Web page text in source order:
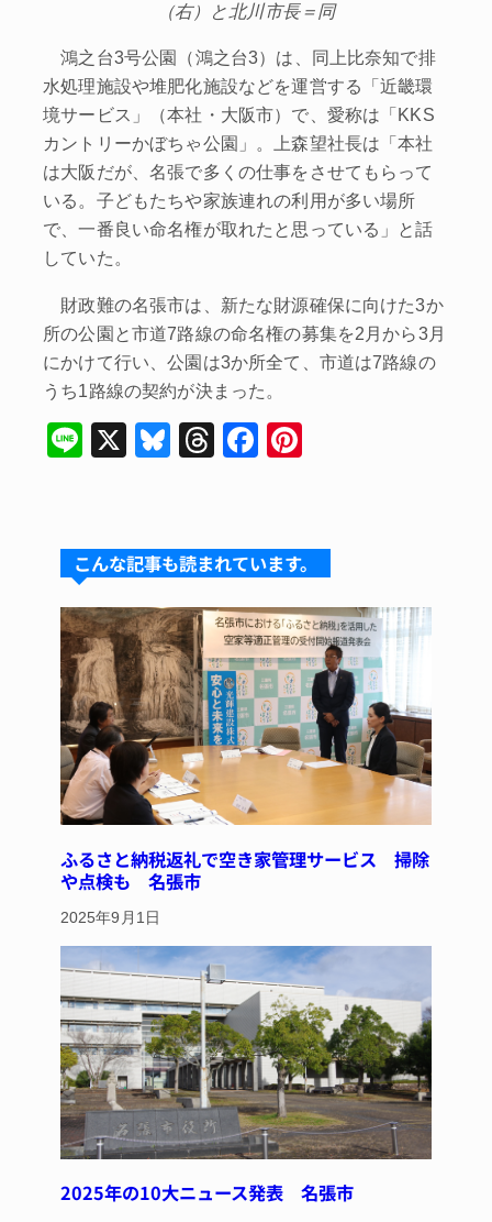
（右）と北川市長＝同
鴻之台3号公園（鴻之台3）は、同上比奈知で排
水処理施設や堆肥化施設などを運営する「近畿環
境サービス」（本社・大阪市）で、愛称は「KKS
カントリーかぼちゃ公園」。上森望社長は「本社
は大阪だが、名張で多くの仕事をさせてもらって
いる。子どもたちや家族連れの利用が多い場所
で、一番良い命名権が取れたと思っている」と話
していた。
財政難の名張市は、新たな財源確保に向けた3か
所の公園と市道7路線の命名権の募集を2月から3月
にかけて行い、公園は3か所全て、市道は7路線の
うち1路線の契約が決まった。
Li
X
Bl
s
k
y
T
a
d
s
F
e
b
o
o
k
e
st
こんな記事も読まれています。
ふるさと納税返礼で空き家管理サービス 掃除
や点検も 名張市
2025年9月1日
2025年の10大ニュース発表 名張市